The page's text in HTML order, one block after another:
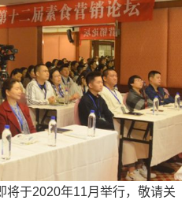
将于2020年11月举行，敬请关